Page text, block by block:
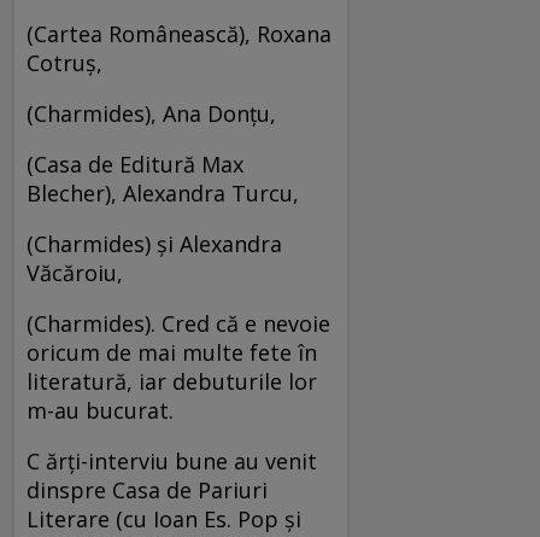
(Cartea Românească), Roxana
Cotruş,
(Charmides), Ana Donţu,
(Casa de Editură Max
Blecher), Alexandra Turcu,
(Charmides) şi Alexandra
Văcăroiu,
(Charmides). Cred că e nevoie
oricum de mai multe fete în
literatură, iar debuturile lor
m-au bucurat.
C ărţi-interviu bune au venit
dinspre Casa de Pariuri
Literare (cu Ioan Es. Pop şi